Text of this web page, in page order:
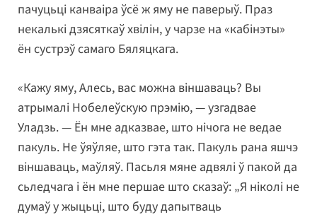
пачуцьці канваіра ўсё ж яму не паверыў. Праз
некалькі дзясяткаў хвілін, у чарзе на «кабінэты»
ён сустрэў самаго Бяляцкага.
«Кажу яму, Алесь, вас можна віншаваць? Вы
атрымалі Нобелеўскую прэмію, — узгадвае
Уладзь. — Ён мне адказвае, што нічога не ведае
пакуль. Не ўяўляе, што гэта так. Пакуль рана яшчэ
віншаваць, маўляў. Пасьля мяне адвялі ў пакой да
сьледчага і ён мне першае што сказаў: „Я ніколі не
думаў у жыцьці, што буду дапытваць